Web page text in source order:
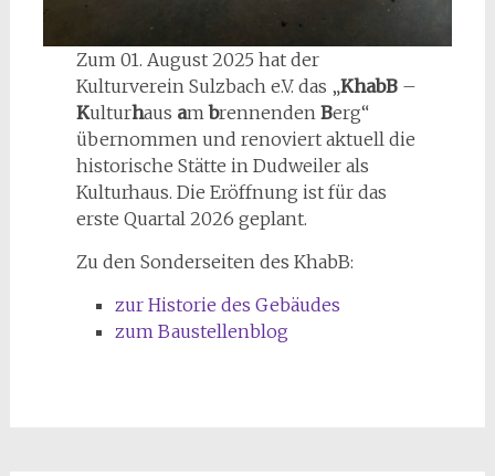
Zum 01. August 2025 hat der
Kulturverein Sulzbach e.V. das „KhabB–
Kulturhaus ambrennenden Berg“
übernommen und renoviert aktuell die
historische Stätte in Dudweiler als
Kulturhaus. Die Eröffnung ist für das
erste Quartal 2026 geplant.
Zu den Sonderseiten des KhabB:
zur Historie des Gebäudes
zum Baustellenblog